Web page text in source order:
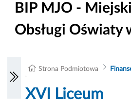
BIP MJO -
Obsługi Oświaty
Strona Podmiotowa
XVI Liceum